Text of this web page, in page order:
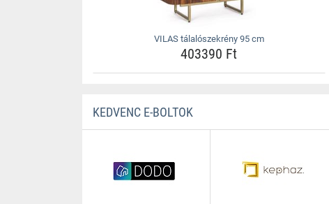
VILAS tálalószekrény 95 cm
403390 Ft
KEDVENC E-BOLTOK